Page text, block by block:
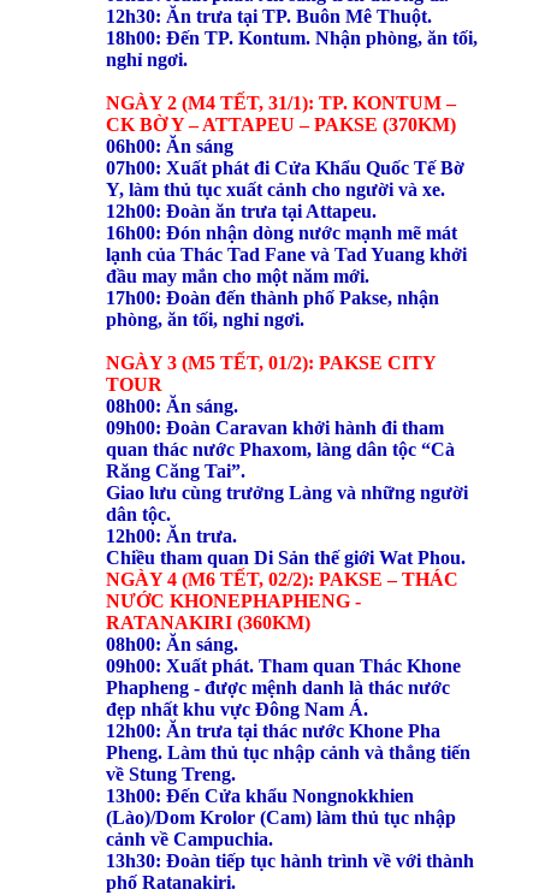
12h30: Ăn trưa tại TP. Buôn Mê Thuột.
18h00: Đến TP. Kontum. Nhận phòng, ăn tối,
nghỉ ngơi.
NGÀY 2 (M4 TẾT, 31/1): TP. KONTUM –
CK BỜ Y – ATTAPEU – PAKSE (370KM)
06h00: Ăn sáng
07h00: Xuất phát đi Cửa Khẩu Quốc Tế Bờ
Y, làm thủ tục xuất cảnh cho người và xe.
12h00: Đoàn ăn trưa tại Attapeu.
16h00: Đón nhận dòng nước mạnh mẽ mát
lạnh của Thác Tad Fane và Tad Yuang khởi
đầu may mắn cho một năm mới.
17h00: Đoàn đến thành phố Pakse, nhận
phòng, ăn tối, nghỉ ngơi.
NGÀY 3 (M5 TẾT, 01/2): PAKSE CITY
TOUR
08h00: Ăn sáng.
09h00: Đoàn Caravan khởi hành đi tham
quan thác nước Phaxom, làng dân tộc “Cà
Răng Căng Tai”.
Giao lưu cùng trưởng Làng và những người
dân tộc.
12h00: Ăn trưa.
Chiều tham quan Di Sản thế giới Wat Phou.
NGÀY 4 (M6 TẾT, 02/2): PAKSE – THÁC
NƯỚC KHONEPHAPHENG -
RATANAKIRI (360KM)
08h00: Ăn sáng.
09h00: Xuất phát. Tham quan Thác Khone
Phapheng - được mệnh danh là thác nước
đẹp nhất khu vực Đông Nam Á.
12h00: Ăn trưa tại thác nước Khone Pha
Pheng. Làm thủ tục nhập cảnh và thẳng tiến
về Stung Treng.
13h00: Đến Cửa khẩu Nongnokkhien
(Lào)/Dom Krolor (Cam) làm thủ tục nhập
cảnh về Campuchia.
13h30: Đoàn tiếp tục hành trình về với thành
phố Ratanakiri.